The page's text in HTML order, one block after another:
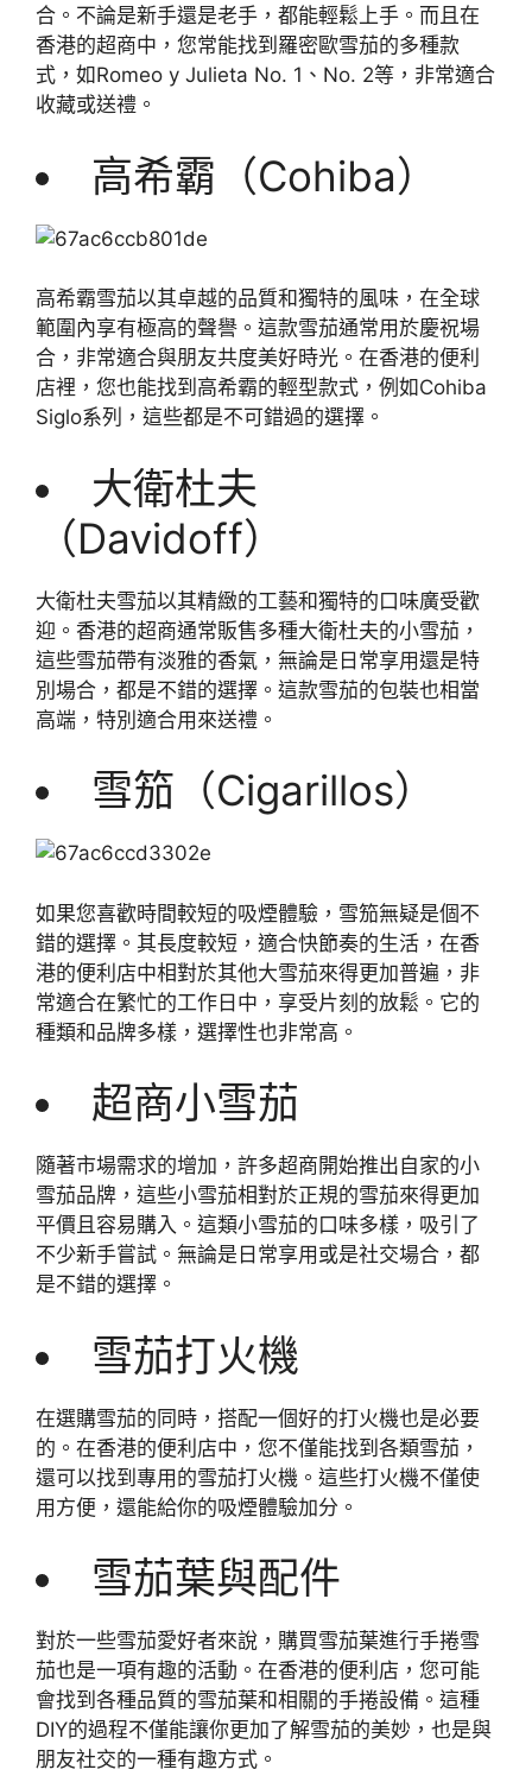
合。不論是新手還是老手，都能輕鬆上手。而且在
香港的超商中，您常能找到羅密歐雪茄的多種款
式，如Romeo y Julieta No. 1、No. 2等，非常適合
收藏或送禮。
高希霸（Cohiba）
高希霸雪茄以其卓越的品質和獨特的風味，在全球
範圍內享有極高的聲譽。這款雪茄通常用於慶祝場
合，非常適合與朋友共度美好時光。在香港的便利
店裡，您也能找到高希霸的輕型款式，例如Cohiba
Siglo系列，這些都是不可錯過的選擇。
大衛杜夫
（Davidoff）
大衛杜夫雪茄以其精緻的工藝和獨特的口味廣受歡
迎。香港的超商通常販售多種大衛杜夫的小雪茄，
這些雪茄帶有淡雅的香氣，無論是日常享用還是特
別場合，都是不錯的選擇。這款雪茄的包裝也相當
高端，特別適合用來送禮。
雪笳（Cigarillos）
如果您喜歡時間較短的吸煙體驗，雪笳無疑是個不
錯的選擇。其長度較短，適合快節奏的生活，在香
港的便利店中相對於其他大雪茄來得更加普遍，非
常適合在繁忙的工作日中，享受片刻的放鬆。它的
種類和品牌多樣，選擇性也非常高。
超商小雪茄
隨著市場需求的增加，許多超商開始推出自家的小
雪茄品牌，這些小雪茄相對於正規的雪茄來得更加
平價且容易購入。這類小雪茄的口味多樣，吸引了
不少新手嘗試。無論是日常享用或是社交場合，都
是不錯的選擇。
雪茄打火機
在選購雪茄的同時，搭配一個好的打火機也是必要
的。在香港的便利店中，您不僅能找到各類雪茄，
還可以找到專用的雪茄打火機。這些打火機不僅使
用方便，還能給你的吸煙體驗加分。
雪茄葉與配件
對於一些雪茄愛好者來說，購買雪茄葉進行手捲雪
茄也是一項有趣的活動。在香港的便利店，您可能
會找到各種品質的雪茄葉和相關的手捲設備。這種
DIY的過程不僅能讓你更加了解雪茄的美妙，也是與
朋友社交的一種有趣方式。